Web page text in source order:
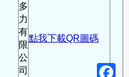
多
力
有
限
公
司
點我下載QR圖碼